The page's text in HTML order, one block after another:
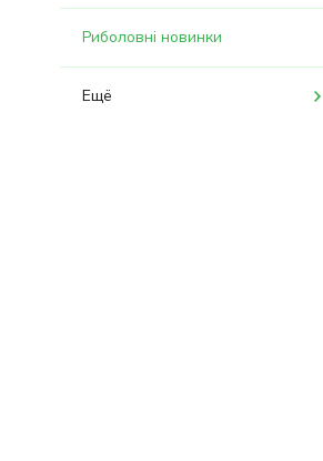
Риболовні новинки
Ещё